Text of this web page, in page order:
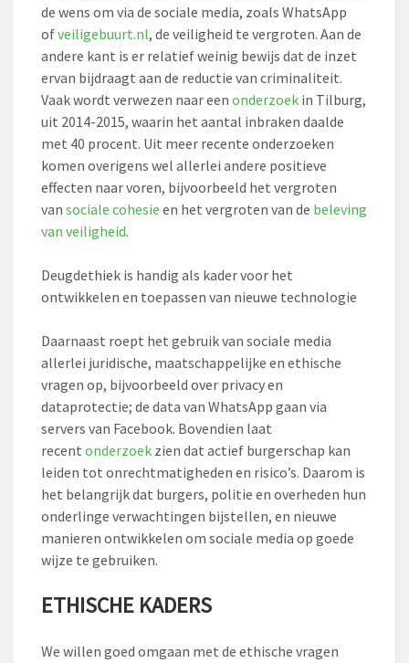
de wens om via de sociale media, zoals WhatsApp
ofveiligebuurt.nl, de veiligheid te vergroten. Aan de
andere kant is er relatief weinig bewijs dat de inzet
ervan bijdraagt aan de reductie van criminaliteit.
Vaak wordt verwezen naar een onderzoek in Tilburg,
uit 2014-2015, waarin het aantal inbraken daalde
met 40 procent. Uit meer recente onderzoeken
komen overigens wel allerlei andere positieve
effecten naar voren, bijvoorbeeld het vergroten
van sociale cohesie en het vergroten van de beleving
van veiligheid.
Deugdethiek is handig als kader voor het
ontwikkelen en toepassen van nieuwe technologie
Daarnaast roept het gebruik van sociale media
allerlei juridische, maatschappelijke en ethische
vragen op, bijvoorbeeld over privacy en
dataprotectie; de data van WhatsApp gaan via
servers van Facebook. Bovendien laat
recent onderzoek zien dat actief burgerschap kan
leiden tot onrechtmatigheden en risico’s. Daarom is
het belangrijk dat burgers, politie en overheden hun
onderlinge verwachtingen bijstellen, en nieuwe
manieren ontwikkelen om sociale media op goede
wijze te gebruiken.
ETHISCHE KADERS
We willen goed omgaan met de ethische vragen